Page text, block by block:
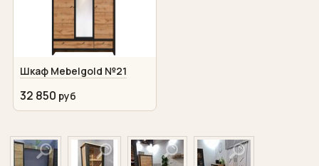
Шкаф Mebelgold №21
32 850